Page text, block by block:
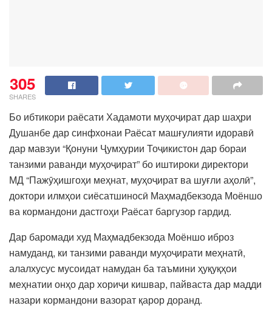
305
SHARES
Бо ибтикори раёсати Хадамоти муҳоҷират дар шаҳри
Душанбе дар синфхонаи Раёсат машғулияти идоравӣ
дар мавзуи “Қонуни Ҷумҳурии Тоҷикистон дар бораи
танзими раванди муҳоҷират” бо иштироки директори
МД “Пажӯҳишгоҳи меҳнат, муҳоҷират ва шуғли аҳолӣ”,
доктори илмҳои сиёсатшиносӣ Маҳмадбекзода Моёншо
ва кормандони дастгоҳи Раёсат баргузор гардид.
Дар баромади худ Маҳмадбекзода Моёншо иброз
намуданд, ки танзими раванди муҳоҷирати меҳнатӣ,
алалхусус мусоидат намудан ба таъмини ҳуқуқҳои
меҳнатии онҳо дар хориҷи кишвар, пайваста дар мадди
назари кормандони вазорат қарор доранд.